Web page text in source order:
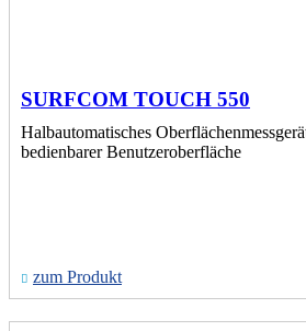
SURFCOM TOUCH 550
Halbautomatisches
bedienbarer Benutzeroberfläche
zum Produkt